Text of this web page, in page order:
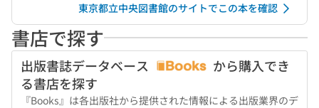
東京都立中央図書館のサイトでこの本を確認
書店で探す
出版書誌データベース
から購入でき
る書店を探す
『Books』は各出版社から提供された情報による出版業界のデ